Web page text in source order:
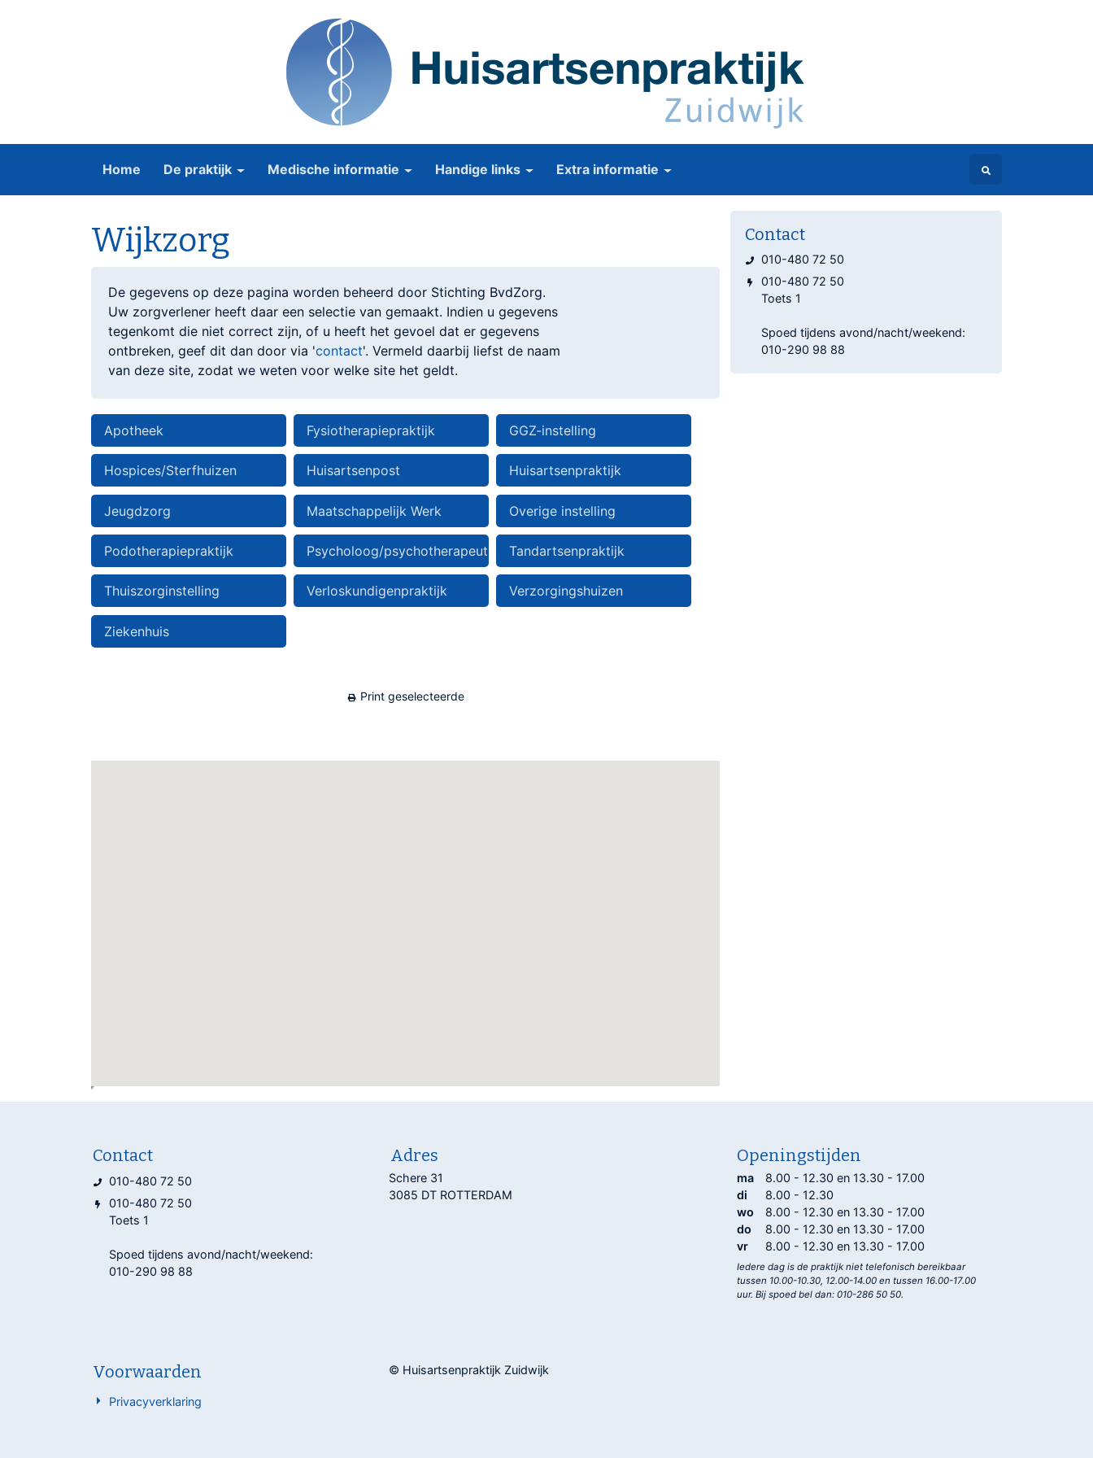
Home De praktijk Medische informatie Handige links Extra informatie
Wijkzorg
De gegevens op deze pagina worden beheerd door Stichting BvdZorg.
Uw zorgverlener heeft daar een selectie van gemaakt. Indien u gegevens
tegenkomt die niet correct zijn, of u heeft het gevoel dat er gegevens
ontbreken, geef dit dan door via 'contact'. Vermeld daarbij liefst de naam
van deze site, zodat we weten voor welke site het geldt.
Apotheek Fysiotherapiepraktijk GGZ-instelling
Hospices/Sterfhuizen Huisartsenpost Huisartsenpraktijk
Jeugdzorg Maatschappelijk Werk Overige instelling
Podotherapiepraktijk Psycholoog/psychotherapeut Tandartsenpraktijk
Thuiszorginstelling Verloskundigenpraktijk Verzorgingshuizen
Ziekenhuis
Print geselecteerde
Contact
010-480 72 50
010-480 72 50
Toets 1
Spoed tijdens avond/nacht/weekend:
010-290 98 88
Contact
010-480 72 50
010-480 72 50
Toets 1
Spoed tijdens avond/nacht/weekend:
010-290 98 88
Adres
Schere 31
3085 DT ROTTERDAM
Openingstijden
ma
8.00 - 12.30 en 13.30 - 17.00
di
8.00 - 12.30
wo
8.00 - 12.30 en 13.30 - 17.00
do
8.00 - 12.30 en 13.30 - 17.00
vr
8.00 - 12.30 en 13.30 - 17.00
Iedere dag is de praktijk niet telefonisch bereikbaar
tussen 10.00-10.30, 12.00-14.00 en tussen 16.00-17.00
uur. Bij spoed bel dan: 010-286 50 50.
Voorwaarden
Privacyverklaring
© Huisartsenpraktijk Zuidwijk